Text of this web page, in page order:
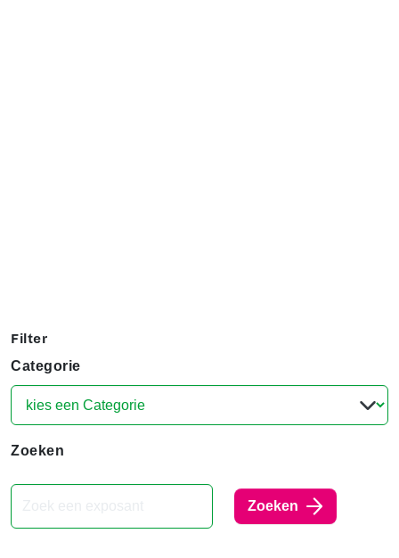
Filter
Categorie
Zoeken
Zoeken